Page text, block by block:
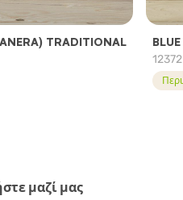
TRADITIONAL
12372
μαζί μας